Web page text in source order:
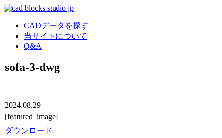
CADデータを探す
当サイトについて
Q&A
sofa-3-dwg
2024.08.29
[featured_image]
ダウンロード